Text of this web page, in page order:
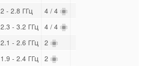
2 - 2.8 ГГц 4 / 4
2.3 - 3.2 ГГц 4 / 4
2.1 - 2.6 ГГц 2
1.9 - 2.4 ГГц 2